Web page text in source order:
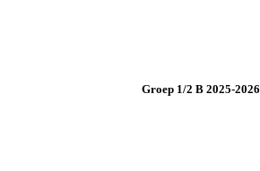
Groep 1/2 B 2025-2026